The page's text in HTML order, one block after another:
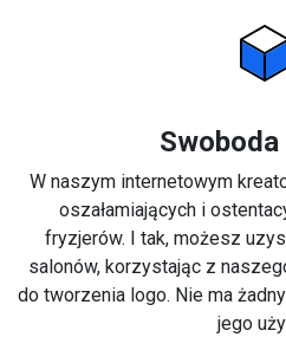
W naszym internetowym
oszałamiających i
fryzjerów. I tak, możesz
salonów, korzystając z
do tworzenia logo. Nie ma
jego